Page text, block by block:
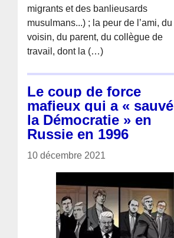
migrants et des banlieusards
musulmans...) ; la peur de l’ami, du
voisin, du parent, du collègue de
travail, dont la (…)
Le coup de force
mafieux qui a « sauvé
la Démocratie » en
Russie en 1996
10 décembre 2021